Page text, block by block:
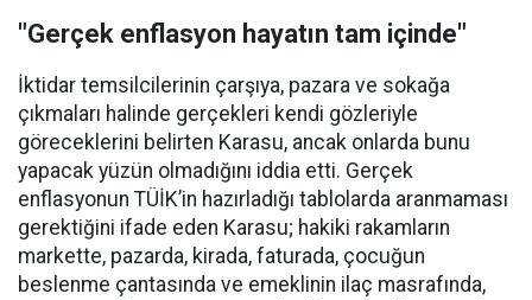
"Gerçek enflasyon hayatın tam içinde"
İktidar temsilcilerinin çarşıya, pazara ve sokağa
çıkmaları halinde gerçekleri kendi gözleriyle
göreceklerini belirten Karasu, ancak onlarda bunu
yapacak yüzün olmadığını iddia etti. Gerçek
enflasyonun TÜİK’in hazırladığı tablolarda aranmaması
gerektiğini ifade eden Karasu; hakiki rakamların
markette, pazarda, kirada, faturada, çocuğun
beslenme çantasında ve emeklinin ilaç masrafında,